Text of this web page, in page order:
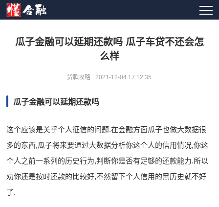
瓜子金融可以延期还款吗 瓜子车贷不还会怎
么样
贷款攻略 2021-12-04 17:12:35
瓜子金融可以延期还款吗
这个应该是关乎个人征信的问题.在金融方面瓜子也做大数据很
多的东西,瓜子将来要通过大数据分析你这个人的信用情况,你这
个人之前一系列的历史行为,判断你是否有足够的还款能力.所以
劝你还是按时还款的比较好,不然留下个人信用的黑历史就不好
了.